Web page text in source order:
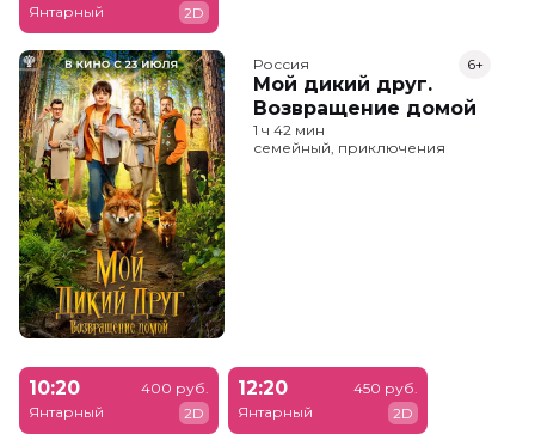
Янтарный
2D
Россия
Мой дикий друг.
Возвращение домой
6+
1 ч 42 мин
семейный, приключения
10:20
Янтарный
400 руб.
2D
12:20
Янтарный
450 руб.
2D